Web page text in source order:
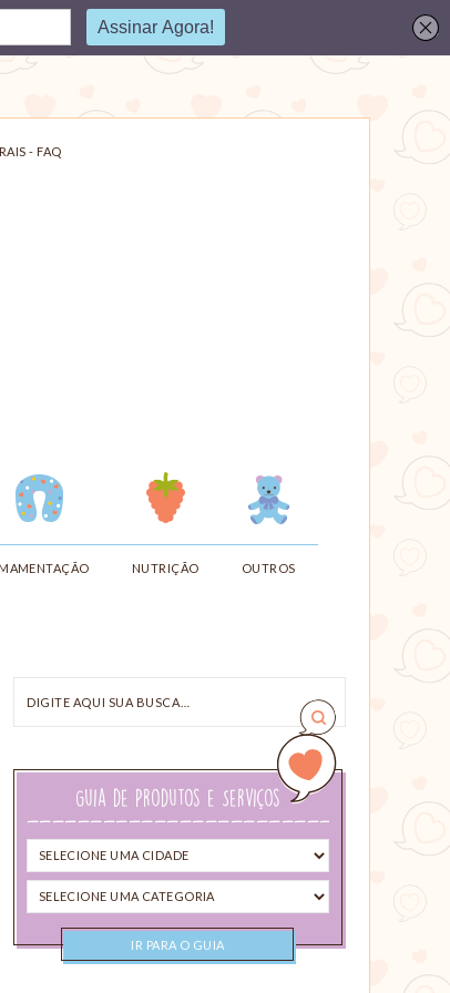
- FAQ
NUTRIÇÃO OUTROS
aqui
Guia de Produtos e Serviços
Selecione
uma
cidade
Selecione
uma